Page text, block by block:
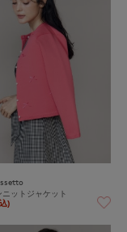
ットジャケット
)